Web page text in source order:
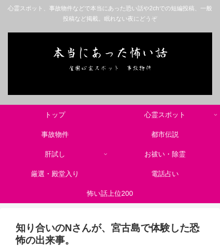
心霊スポット、事故物件などで本当にあった恐い話や2chでの短編投稿、一般
投稿など掲載。眠れない夜にどうぞ
トップ 心霊スポット
事故物件 都市伝説
肝試し お祓い・除霊
厳選・殿堂入り 電話占い
怖い話上位200
知り合いのNさんが、宮古島で体験した恐
怖の出来事。